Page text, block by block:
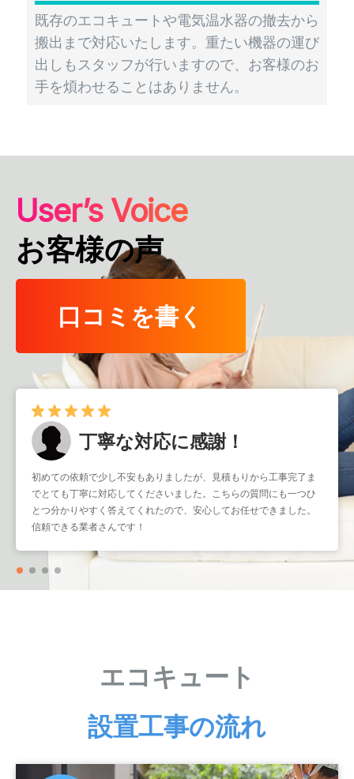
既存のエコキュートや電気温水器の撤去から
搬出まで対応いたします。重たい機器の運び
出しもスタッフが行いますので、お客様のお
手を煩わせることはありません。
User’s Voice
お客様の声
口コミを書く
丁寧な対応に感謝！
初めての依頼で少し不安もありましたが、見積もりから工事完了ま
でとても丁寧に対応してくださいました。こちらの質問にも一つひ
とつ分かりやすく答えてくれたので、安心してお任せできました。
信頼できる業者さんです！
エコキュート
設置工事の流れ